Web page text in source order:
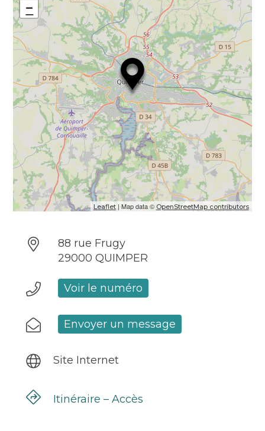
−
Leaflet| Map data © OpenStreetMap contributors
88 rue Frugy
29000 QUIMPER
Voir le numéro
Envoyer un message
Site Internet
Itinéraire – Accès